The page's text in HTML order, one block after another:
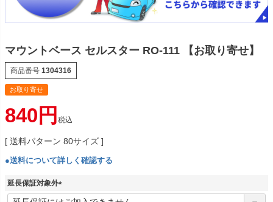
マウントベース セルスター RO-111 【お取り寄せ】
商品番号 1304316
お取り寄せ
840 税込
送料パターン 80サイズ
●送料について詳しく確認する
延長保証対象外
(